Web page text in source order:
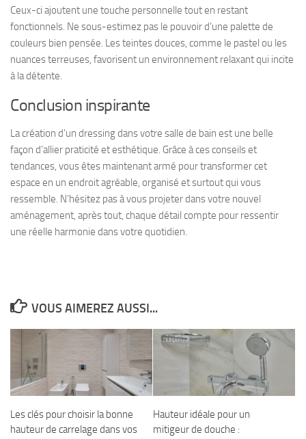
Ceux-ci ajoutent une touche personnelle tout en restant
fonctionnels. Ne sous-estimez pas le pouvoir d’une palette de
couleurs bien pensée. Les teintes douces, comme le pastel ou les
nuances terreuses, favorisent un environnement relaxant qui incite
à la détente.
Conclusion inspirante
La création d’un dressing dans votre salle de bain est une belle
façon d’allier praticité et esthétique. Grâce à ces conseils et
tendances, vous êtes maintenant armé pour transformer cet
espace en un endroit agréable, organisé et surtout qui vous
ressemble. N’hésitez pas à vous projeter dans votre nouvel
aménagement, après tout, chaque détail compte pour ressentir
une réelle harmonie dans votre quotidien.
VOUS AIMEREZ AUSSI...
Les clés pour choisir la bonne
hauteur de carrelage dans vos
Hauteur idéale pour un
mitigeur de douche :